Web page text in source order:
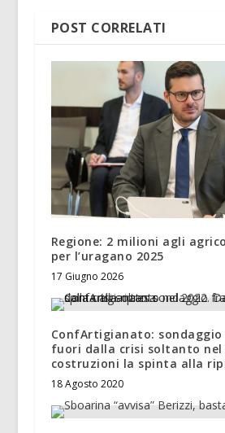
POST CORRELATI
Regione: 2 milioni agli
per l’uragano 2025
17 Giugno 2026
ConfArtigianato: sondaggio
fuori dalla crisi soltanto nel
costruzioni la spinta alla
18 Agosto 2020